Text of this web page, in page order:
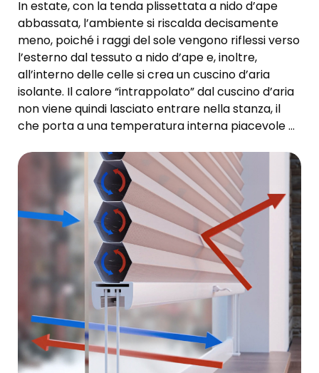
In estate, con la tenda plissettata a nido d’ape
abbassata, l’ambiente si riscalda decisamente
meno, poiché i raggi del sole vengono riflessi verso
l’esterno dal tessuto a nido d’ape e, inoltre,
all’interno delle celle si crea un cuscino d’aria
isolante. Il calore “intrappolato” dal cuscino d’aria
non viene quindi lasciato entrare nella stanza, il
che porta a una temperatura interna piacevole e